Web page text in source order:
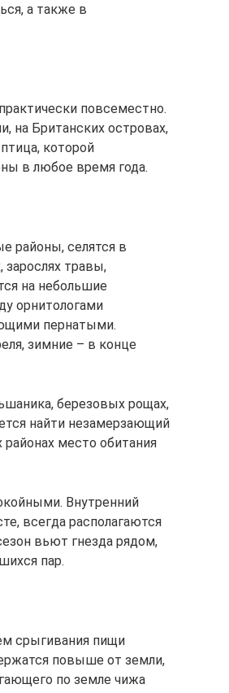
а также в
повсеместно.
на Британских островах,
которой
в любое время года.
районы, селятся в
травы,
на небольшие
орнитологами
пернатыми.
зимние – в конце
березовых рощах,
найти незамерзающий
место обитания
Внутренний
всегда располагаются
вьют гнезда рядом,
пар.
срыгивания пищи
повыше от земли,
по земле чижа